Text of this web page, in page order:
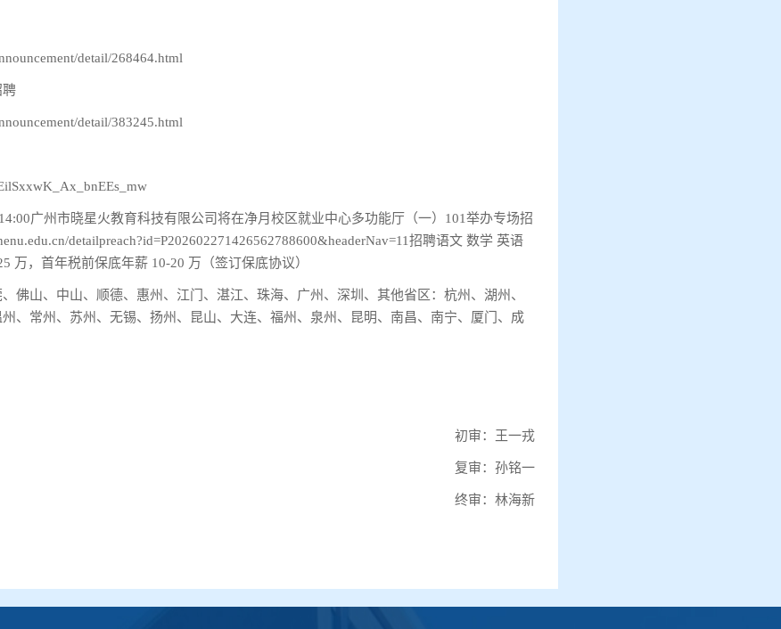
detail/268464.html
detail/383245.html
广州市晓星火教育科技有限公司将在净月校区就业中心多功能厅（一）101举办专场招
detailpreach?id=P202602271426562788600&headerNav=11招聘语文 数学 英语
万，首年税前保底年薪 10-20 万（签订保底协议）
佛山、中山、顺德、惠州、江门、湛江、珠海、广州、深圳、其他省区：杭州、湖州、
、常州、苏州、无锡、扬州、昆山、大连、福州、泉州、昆明、南昌、南宁、厦门、成
初审：王一戎
复审：孙铭一
终审：林海新